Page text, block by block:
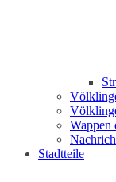
Wappen
Stadtteile